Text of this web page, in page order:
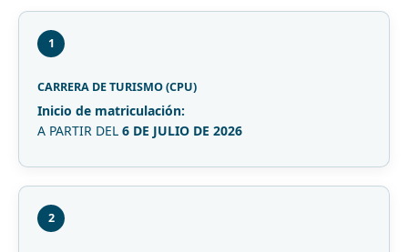
1
CARRERA DE TURISMO (CPU)
Inicio de matriculación:
A PARTIR DEL 6 DE JULIO DE 2026
2